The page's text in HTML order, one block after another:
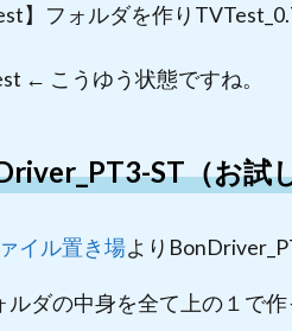
】フォルダを作り
← こうゆう状態ですね。
ST（お試
イル置き場より
ルダの中身を全て上の１で